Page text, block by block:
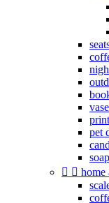
pet
  home